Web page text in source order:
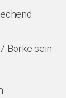
Borke sein